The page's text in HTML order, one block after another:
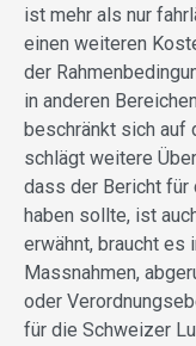
ist mehr als nur
einen weiteren
der
in anderen
beschränkt sich auf
schlägt weitere
dass der Bericht für
haben sollte, ist
erwähnt, braucht es
Massnahmen,
oder
für die Schweizer